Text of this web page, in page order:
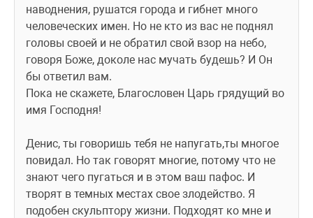
наводнения, рушатся города и гибнет много
человеческих имен. Но не кто из вас не поднял
головы своей и не обратил свой взор на небо,
говоря Боже, доколе нас мучать будешь? И Он
бы ответил вам.
Пока не скажете, Благословен Царь грядущий во
имя Господня!
Денис, ты говоришь тебя не напугать,ты многое
повидал. Но так говорят многие, потому что не
знают чего пугаться и в этом ваш пафос. И
творят в темных местах свое злодейство. Я
подобен скульптору жизни. Подходят ко мне и